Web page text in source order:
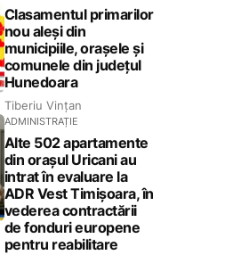
Clasamentul primarilor
nou aleși din
municipiile, orașele și
comunele din județul
Hunedoara
Tiberiu Vințan
ADMINISTRAȚIE
Alte 502 apartamente
din orașul Uricani au
intrat în evaluare la
ADR Vest Timișoara, în
vederea contractării
de fonduri europene
pentru reabilitare